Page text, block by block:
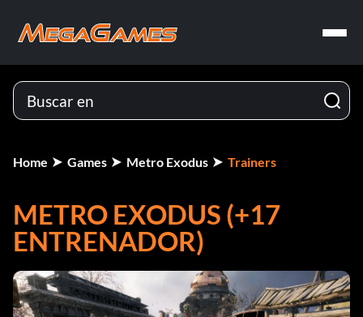
Home Games Metro Exodus Trainers
METRO EXODUS (+17
ENTRENADOR)